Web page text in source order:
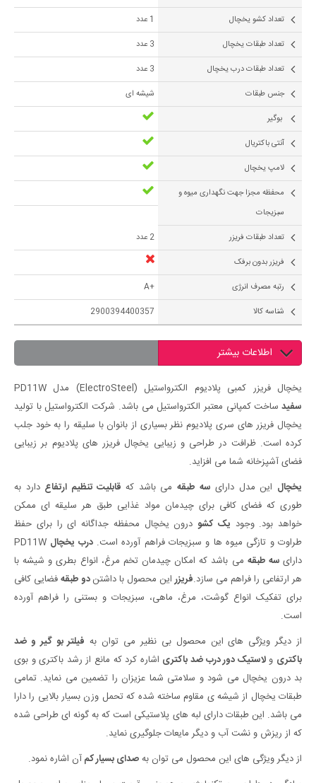
تعداد کشو یخچال
1 عدد
تعداد طبقات یخچال
3 عدد
تعداد طبقات درب یخچال
3 عدد
جنس طبقات
شیشه ای
بوگیر
آنتی باکتریال
لامپ یخچال
محفظه مجزا جهت نگهداری میوه و
سبزیجات
تعداد طبقات فریزر
2 عدد
فریزر بدون برفک
رتبه مصرف انرژی
+A
شناسه کالا
2900394400357
اطلاعات بیشتر
یخچال فریزر کمبی پلادیوم الکترواستیل (ElectroSteel) مدل PD11W
سفید ساخت کمپانی معتبر الکترواستیل می باشد. شرکت الکترواستیل با تولید
یخچال فریزر های سری پلادیوم نظر بسیاری از بانوان با سلیقه را به خود جلب
کرده است. ظرافت در طراحی و زیبایی یخچال فریزر های پلادیوم بر زیبایی
فضای آشپزخانه شما می افزاید.
یخچال این مدل دارای سه طبقه می باشد کهقابلیت تنظیم ارتفاع دارد به
طوری که فضای کافی برای چیدمان مواد غذایی طبق هر سلیقه ای ممکن
خواهد بود. وجود یک کشو درون یخچال محفظه جداگانه ای را برای حفظ
طراوت و تازگی میوه ها و سبزیجات فراهم آورده است.درب یخچال PD11W
دارایسه طبقه می باشد که امکان چیدمان تخم مرغ، انواع بطری و شیشه با
هر ارتفاعی را فراهم می سازد.فریزراین محصول با داشتندو طبقهفضایی کافی
برای تفکیک انواع گوشت، مرغ، ماهی، سبزیجات و بستنی را فراهم آورده
است.
از دیگر ویژگی های این محصول بی نظیر می توان به فیلتر بو گیر و ضد
باکتری ولاستیک دور درب ضد باکتری اشاره کرد که مانع از رشد باکتری و بوی
بد درون یخچال می شود و سلامتی شما عزیزان را تضمین می نماید. تمامی
طبقات یخچال از شیشه ی مقاوم ساخته شده که تحمل وزن بسیار بالایی را دارا
می باشد. این طبقات دارای لبه های پلاستیکی است که به گونه ای طراحی شده
که از ریزش و نشت آب و دیگر مایعات جلوگیری نماید.
از دیگر ویژگی های این محصول می توان بهصدای بسیار کمآن اشاره نمود.